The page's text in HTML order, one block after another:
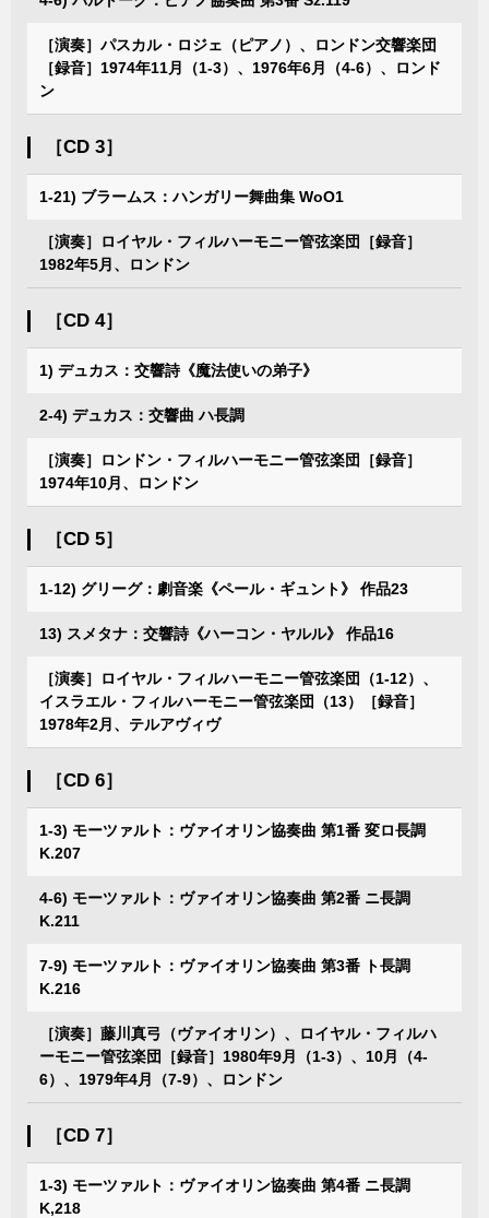
［演奏］パスカル・ロジェ（ピアノ）、ロンドン交響楽団
［録音］1974年11月（1-3）、1976年6月（4-6）、ロンド
ン
［CD 3］
1-21) ブラームス：ハンガリー舞曲集 WoO1
［演奏］ロイヤル・フィルハーモニー管弦楽団［録音］
1982年5月、ロンドン
［CD 4］
1) デュカス：交響詩《魔法使いの弟子》
2-4) デュカス：交響曲 ハ長調
［演奏］ロンドン・フィルハーモニー管弦楽団［録音］
1974年10月、ロンドン
［CD 5］
1-12) グリーグ：劇音楽《ペール・ギュント》 作品23
13) スメタナ：交響詩《ハーコン・ヤルル》 作品16
［演奏］ロイヤル・フィルハーモニー管弦楽団（1-12）、
イスラエル・フィルハーモニー管弦楽団（13）［録音］
1978年2月、テルアヴィヴ
［CD 6］
1-3) モーツァルト：ヴァイオリン協奏曲 第1番 変ロ長調
K.207
4-6) モーツァルト：ヴァイオリン協奏曲 第2番 ニ長調
K.211
7-9) モーツァルト：ヴァイオリン協奏曲 第3番 ト長調
K.216
［演奏］藤川真弓（ヴァイオリン）、ロイヤル・フィルハ
ーモニー管弦楽団［録音］1980年9月（1-3）、10月（4-
6）、1979年4月（7-9）、ロンドン
［CD 7］
1-3) モーツァルト：ヴァイオリン協奏曲 第4番 ニ長調
K,218